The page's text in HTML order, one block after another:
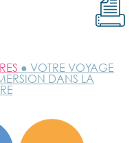
● VOTRE VOYAGE
DANS LA